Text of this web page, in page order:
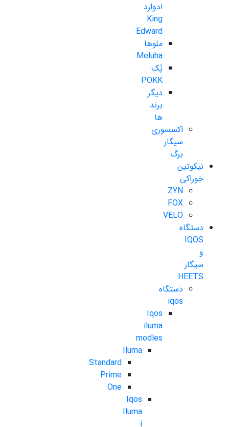
ادوارد
King
Edward
ملوها
Meluha
پُک
POKK
دیگر
برند
ها
اکسسوری
سیگار
برگ
نیکوتین
خوراکی
ZYN
FOX
VELO
دستگاه
IQOS
و
سیگار
HEETS
دستگاه
iqos
Iqos
iluma
modles
Iluma
Standard
Prime
One
Iqos
Iluma
i